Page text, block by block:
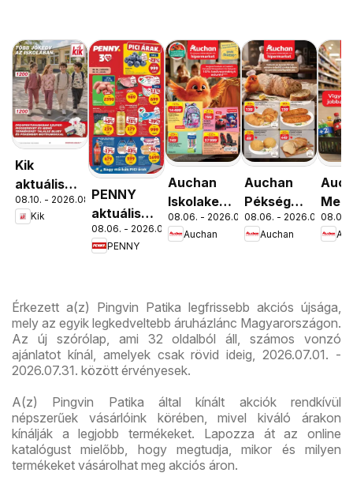
Kik
aktuális
akciós
újság
08.10. - 2026.08.16.
Kik
PENNY
aktuális
akciós
újság
08.06. - 2026.08.12.
PENNY
Auchan
Iskolakezdés
ajánlatok
08.06. - 2026.08.19.
Auchan
Auchan
Pékség
ajánlataink
08.06. - 2026.08.12.
Auchan
08.06.
Érkezett a(z) Pingvin Patika legfrissebb akciós újsága,
mely az egyik legkedveltebb áruházlánc Magyarországon.
Az új szórólap, ami 32 oldalból áll, számos vonzó
ajánlatot kínál, amelyek csak rövid ideig, 2026.07.01. -
2026.07.31. között érvényesek.
A(z) Pingvin Patika által kínált akciók rendkívül
népszerűek vásárlóink körében, mivel kiváló árakon
kínálják a legjobb termékeket. Lapozza át az online
katalógust mielőbb, hogy megtudja, mikor és milyen
termékeket vásárolhat meg akciós áron.